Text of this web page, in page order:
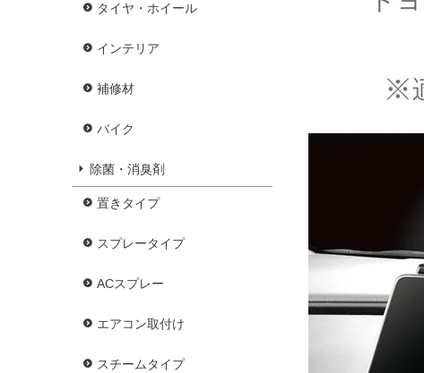
タイヤ・ホイール
インテリア
補修材
バイク
除菌・消臭剤
置きタイプ
スプレータイプ
ACスプレー
エアコン取付け
スチームタイプ